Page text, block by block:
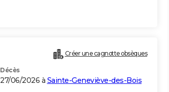
Créer une cagnotte obsèques
Décès
27/06/2026 à Sainte-Geneviève-des-Bois